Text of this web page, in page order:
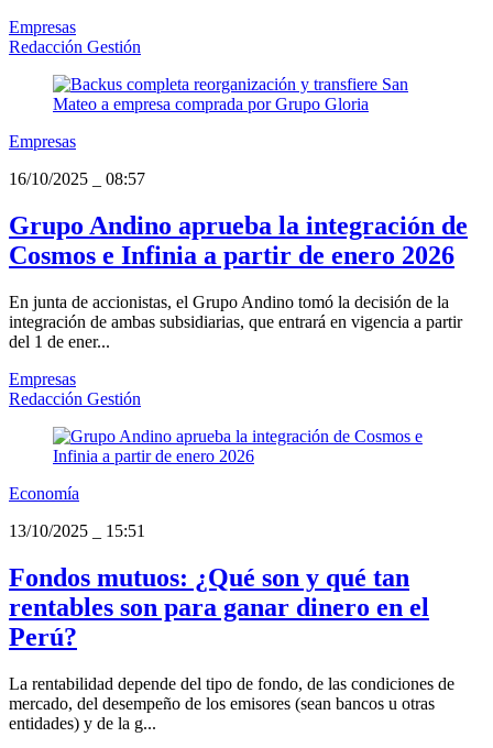
Empresas
Redacción Gestión
Empresas
16/10/2025
08:57
Grupo Andino aprueba la integración de
Cosmos e Infinia a partir de enero 2026
En junta de accionistas, el Grupo Andino tomó la decisión de la
integración de ambas subsidiarias, que entrará en vigencia a partir
del 1 de ener...
Empresas
Redacción Gestión
Economía
13/10/2025
15:51
Fondos mutuos: ¿Qué son y qué tan
rentables son para ganar dinero en el
Perú?
La rentabilidad depende del tipo de fondo, de las condiciones de
mercado, del desempeño de los emisores (sean bancos u otras
entidades) y de la g...